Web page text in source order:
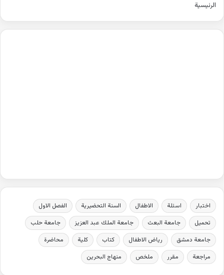
الرئيسية
اختبار اسئلة الاطفال السنة التحضيرية
الفصل الاول
تحميل
جامعة البعث جامعة الملك عبد العزيز
جامعة حلب
جامعة دمشق
رياض الاطفال كتاب كلية
محاضرة
مراجعة
مقرر ملخص منهاج البحرين